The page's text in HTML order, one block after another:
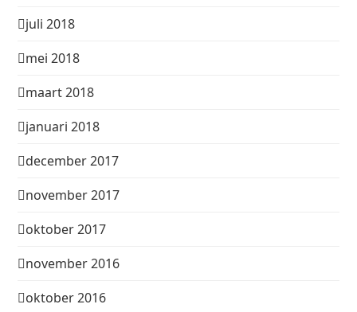
juli 2018
mei 2018
maart 2018
januari 2018
december 2017
november 2017
oktober 2017
november 2016
oktober 2016